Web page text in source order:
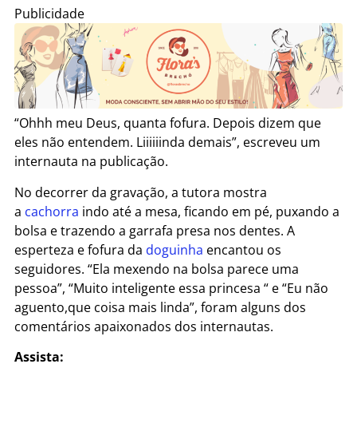
Publicidade
“Ohhh meu Deus, quanta fofura. Depois dizem que
eles não entendem. Liiiiiinda demais”, escreveu um
internauta na publicação.
No decorrer da gravação, a tutora mostra
a cachorra indo até a mesa, ficando em pé, puxando a
bolsa e trazendo a garrafa presa nos dentes. A
esperteza e fofura da doguinha encantou os
seguidores. “Ela mexendo na bolsa parece uma
pessoa”, “Muito inteligente essa princesa “ e “Eu não
aguento,que coisa mais linda”, foram alguns dos
comentários apaixonados dos internautas.
Assista: